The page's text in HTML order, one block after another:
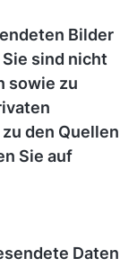
Bilder
sind nicht
sowie zu
den Quellen
Sie auf
Daten